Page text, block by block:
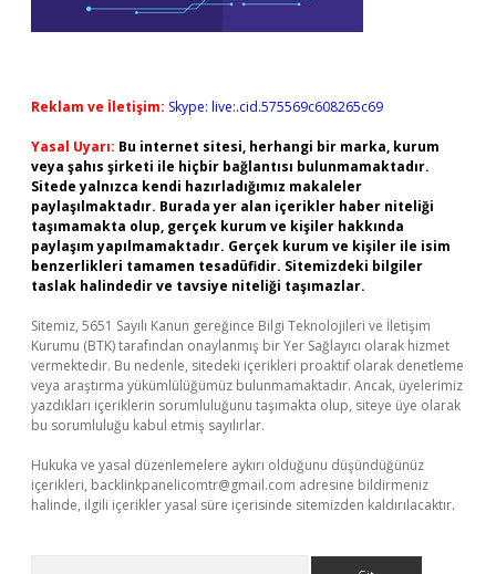
Reklam ve İletişim: Skype: live:.cid.575569c608265c69
Yasal Uyarı: Bu internet sitesi, herhangi bir marka, kurum
veya şahıs şirketi ile hiçbir bağlantısı bulunmamaktadır.
Sitede yalnızca kendi hazırladığımız makaleler
paylaşılmaktadır. Burada yer alan içerikler haber niteliği
taşımamakta olup, gerçek kurum ve kişiler hakkında
paylaşım yapılmamaktadır. Gerçek kurum ve kişiler ile isim
benzerlikleri tamamen tesadüfidir. Sitemizdeki bilgiler
taslak halindedir ve tavsiye niteliği taşımazlar.
Sitemiz, 5651 Sayılı Kanun gereğince Bilgi Teknolojileri ve İletişim
Kurumu (BTK) tarafından onaylanmış bir Yer Sağlayıcı olarak hizmet
vermektedir. Bu nedenle, sitedeki içerikleri proaktif olarak denetleme
veya araştırma yükümlülüğümüz bulunmamaktadır. Ancak, üyelerimiz
yazdıkları içeriklerin sorumluluğunu taşımakta olup, siteye üye olarak
bu sorumluluğu kabul etmiş sayılırlar.
Hukuka ve yasal düzenlemelere aykırı olduğunu düşündüğünüz
içerikleri, backlinkpanelicomtr@gmail.com adresine bildirmeniz
halinde, ilgili içerikler yasal süre içerisinde sitemizden kaldırılacaktır.